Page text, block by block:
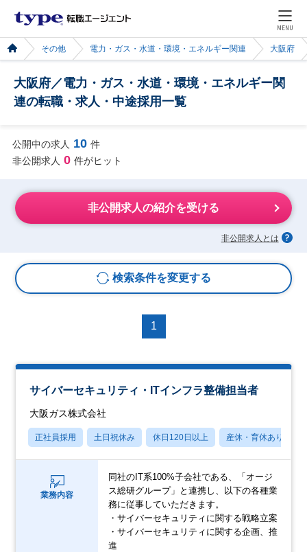
MENU
その他 電力・ガス・水道・環境・エネルギー関連 大阪府
大阪府／電力・ガス・水道・環境・エネルギー関
連の転職・求人・中途採用一覧
公開中の求人 10 件
非公開求人 0 件がヒット
非公開求人の紹介を受ける
非公開求人とは
検索条件を変更する
1
サイバーセキュリティ・ITインフラ整備担当者
大阪ガス株式会社
正社員採用 土日祝休み 休日120日以上 産休・育休あり
業務内容
同社のIT系100%子会社である、「オージ
ス総研グループ」と連携し、以下の各種業
務に従事していただきます。
・サイバーセキュリティに関する戦略立案
・サイバーセキュリティに関する企画、推
進